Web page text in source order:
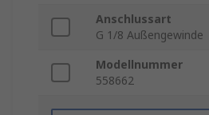
Anschlussart
G 1/8 Außengewinde
Modellnummer
558662